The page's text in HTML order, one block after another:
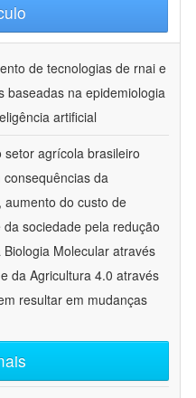
de tecnologias de rnai e
baseadas na epidemiologia
artificial
agrícola brasileiro
da
do custo de
sociedade pela redução
Molecular através
da Agricultura 4.0 através
resultar em mudanças